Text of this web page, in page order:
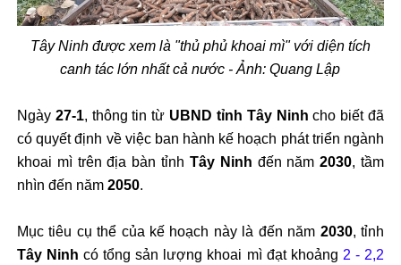
Tây Ninh được xem là "thủ phủ khoai mì" với diện tích
canh tác lớn nhất cả nước - Ảnh: Quang Lập
Ngày 27-1, thông tin từ UBND tỉnh Tây Ninh cho biết đã
có quyết định về việc ban hành kế hoạch phát triển ngành
khoai mì trên địa bàn tỉnh Tây Ninh đến năm2030, tầm
nhìn đến năm 2050.
Mục tiêu cụ thể của kế hoạch này là đến năm 2030, tỉnh
Tây Ninh có tổng sản lượng khoai mì đạt khoảng 2 - 2,2